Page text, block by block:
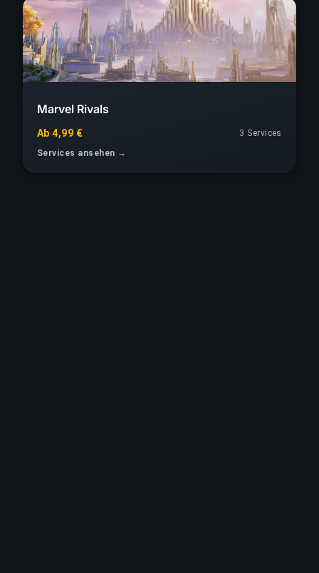
Marvel Rivals
Ab 4,99 €
3 Services
Services ansehen →